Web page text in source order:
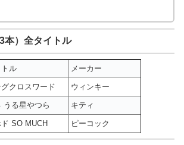
） 全タイトル
ル メーカー
クロスワード ウィンキー
うる星やつら キティ
SO MUCH ピーコック